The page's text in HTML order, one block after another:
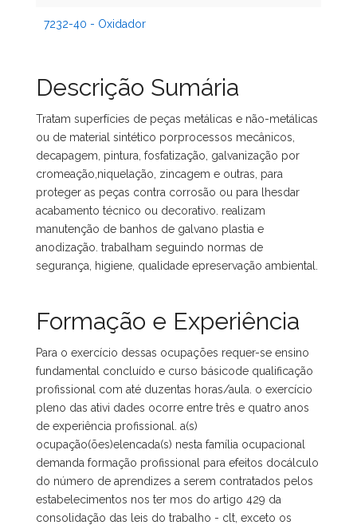
7232-40 - Oxidador
Descrição Sumária
Tratam superfícies de peças metálicas e não-metálicas
ou de material sintético porprocessos mecânicos,
decapagem, pintura, fosfatização, galvanização por
cromeação,niquelação, zincagem e outras, para
proteger as peças contra corrosão ou para lhesdar
acabamento técnico ou decorativo. realizam
manutenção de banhos de galvano plastia e
anodização. trabalham seguindo normas de
segurança, higiene, qualidade epreservação ambiental.
Formação e Experiência
Para o exercício dessas ocupações requer-se ensino
fundamental concluído e curso básicode qualificação
profissional com até duzentas horas/aula. o exercício
pleno das ativi dades ocorre entre três e quatro anos
de experiência profissional. a(s)
ocupação(ões)elencada(s) nesta família ocupacional
demanda formação profissional para efeitos docálculo
do número de aprendizes a serem contratados pelos
estabelecimentos nos ter mos do artigo 429 da
consolidação das leis do trabalho - clt, exceto os